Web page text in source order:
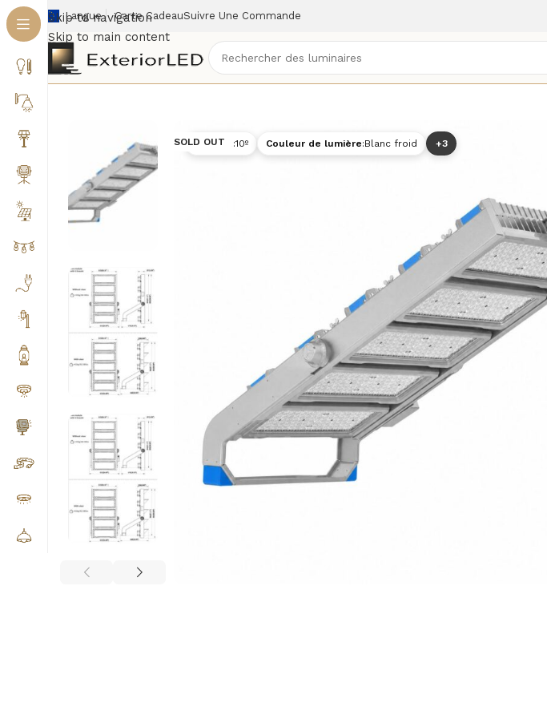
Skip to navigation
Skip to main content
Langue Carte CadeauSuivre Une Commande
Accueil /Éclairage pro & chantier/Projecteurs pro (IP65+)/
SOLD OUT
Optique :10º Couleur de lumière:Blanc froid +3